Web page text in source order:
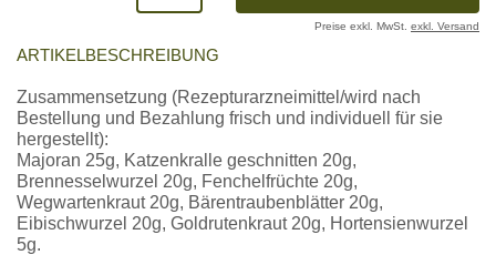
Preise exkl. MwSt. exkl. Versand
ARTIKELBESCHREIBUNG
Zusammensetzung (Rezepturarzneimittel/wird nach
Bestellung und Bezahlung frisch und individuell für sie
hergestellt):
Majoran 25g, Katzenkralle geschnitten 20g,
Brennesselwurzel 20g, Fenchelfrüchte 20g,
Wegwartenkraut 20g, Bärentraubenblätter 20g,
Eibischwurzel 20g, Goldrutenkraut 20g, Hortensienwurzel
5g.